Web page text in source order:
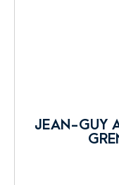
JEAN-GUY